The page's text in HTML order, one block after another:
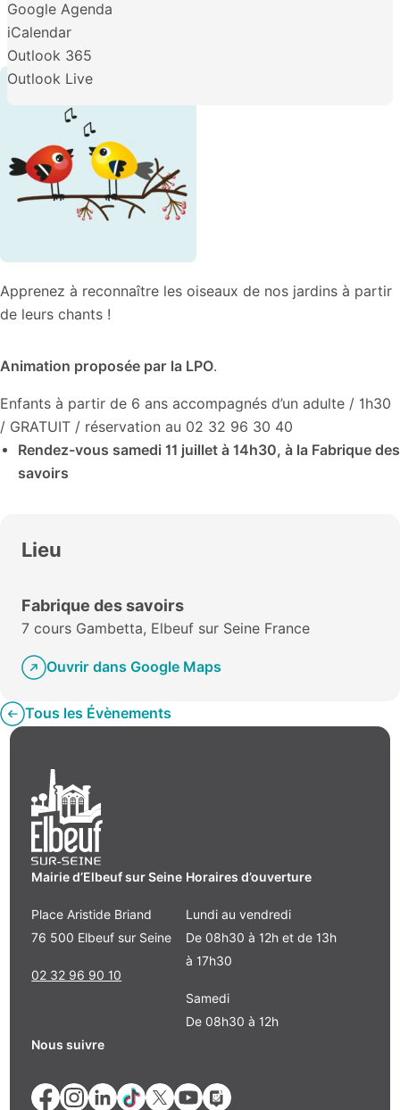
Google Agenda
iCalendar
Outlook 365
Outlook Live
Apprenez à reconnaître les oiseaux de nos jardins à partir
de leurs chants !
Animation proposée par la LPO.
Enfants à partir de 6 ans accompagnés d’un adulte / 1h30
/ GRATUIT / réservation au 02 32 96 30 40
Rendez-vous samedi 11 juillet à 14h30, à la Fabrique des
savoirs
Lieu
Fabrique des savoirs
7 cours Gambetta, Elbeuf sur Seine France
Ouvrir dans Google Maps
Tous les Évènements
Mairie d’Elbeuf sur Seine
Place Aristide Briand
76 500 Elbeuf sur Seine
02 32 96 90 10
Horaires d’ouverture
Lundi au vendredi
De 08h30 à 12h et de 13h
à 17h30
Samedi
De 08h30 à 12h
Nous suivre